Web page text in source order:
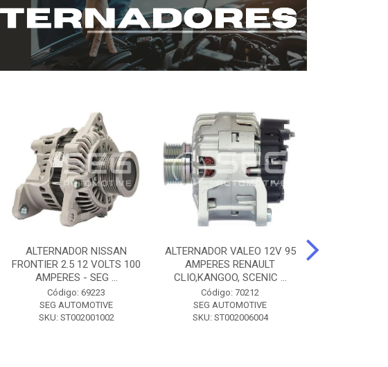
ALTERNADOR NISSAN
FRONTIER 2.5 12 VOLTS 100
AMPERES - SEG ...
Código: 69223
SEG AUTOMOTIVE
SKU: ST002001002
ALTERNADOR VALEO 12V 95
AMPERES RENAULT
CLIO,KANGOO, SCENIC ...
Código: 70212
SEG AUTOMOTIVE
SKU: ST002006004